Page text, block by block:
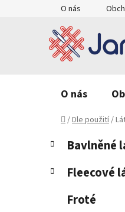
O nás
O nás
Domů
/Dle použití/
P
s
Přeskočit
kategorie
K
a
t
e
Bavlněné
Fleecové
Froté